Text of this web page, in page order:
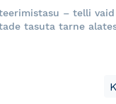
– telli vaid
tasuta tarne